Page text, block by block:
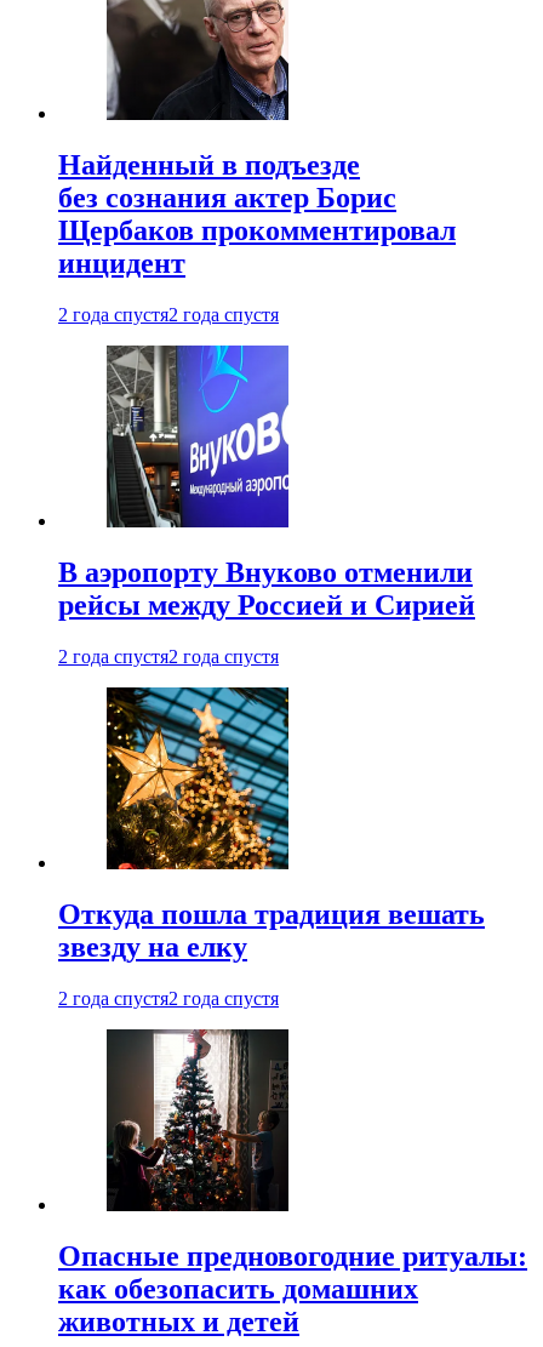
Найденный в подъезде
без сознания актер Борис
Щербаков прокомментировал
инцидент
2 года спустя2 года спустя
В аэропорту Внуково отменили
рейсы между Россией и Сирией
2 года спустя2 года спустя
Откуда пошла традиция вешать
звезду на елку
2 года спустя2 года спустя
Опасные предновогодние ритуалы:
как обезопасить домашних
животных и детей